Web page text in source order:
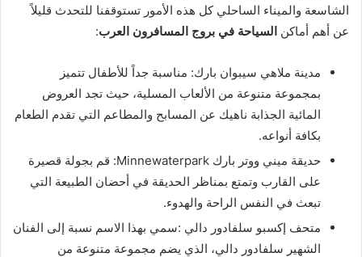
الشاسعة والميناء الساحلي كل هذه الأمور تستوقفنا للتحدث قليلاً
عن أهم أماكن السياحة في بروج المسافرون العرب:
مدينة ملاهي سيبوان بارك: مناسبة جداً للأطفال تتميز
بمجموعة متنوعة من الألعاب المسلية، حيث تجد العروض
المائية الجذابة ناهيك عن المسابح والمطاعم التي تقدم الطعام
بكافة أنواعه.
حديقة ميني ووتر بارك Minnewaterpark: قم بجولة قصيرة
على القارب وتمتع بمناظر الحديقة في أحضان الطبيعة التي
تبعث في النفس الراحة والهدوء.
متحف إكسبو سلفادور دالي :سمي بهذا الاسم نسبة إلى الفنان
الشهير سلفادور دالي، الذي يضم مجموعة متنوعة من